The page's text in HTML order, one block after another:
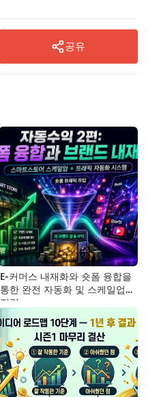
공유
E-커머스 내재화와 숏폼 융합을
통한 완전 자동화 및 스케일업
전략